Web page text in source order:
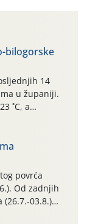
bilogorske
14
u županiji.
˚C, a
35 ˚C.
lišću.
zaštiti je
povrća
Od zadnjih
03.8.)
za rast